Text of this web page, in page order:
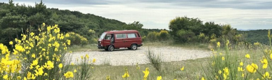
Zum
Inhalt
springen